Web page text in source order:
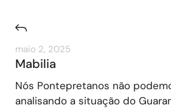
maio 2, 2025
Mabilia
Nós Pontepretanos não
analisando a situação do